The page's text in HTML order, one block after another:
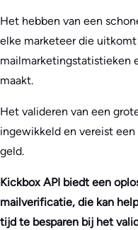
Het hebben van een
elke marketeer die
mailmarketingstatistieken
maakt.
Het valideren van een
ingewikkeld en vereist
geld.
Kickbox API biedt een
mailverificatie, die kan
tijd te besparen bij het